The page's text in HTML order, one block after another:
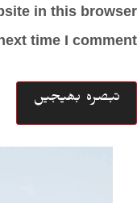
in this browser
time I comment.